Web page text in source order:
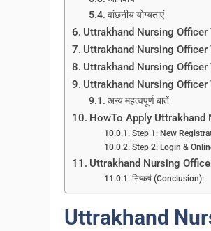
वांछनीय योग्यताएं
Uttrakhand Nursing
Uttrakhand Nursing
Uttrakhand Nursing
Uttrakhand Nursing
अन्य महत्वपूर्ण बातें
HowTo Apply
Step 1: New
Step 2: Login &
Uttrakhand Nursing
निष्कर्ष (Conclusion):
Uttrakhand